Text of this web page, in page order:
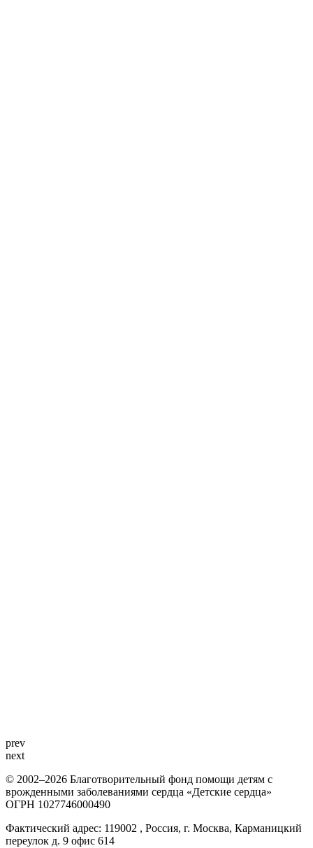
prev
next
© 2002–2026 Благотворительный фонд помощи детям с
врожденными заболеваниями сердца «Детские сердца»
ОГРН 1027746000490
Фактический адрес: 119002 , Россия, г. Москва, Карманицкий
переулок д. 9 офис 614